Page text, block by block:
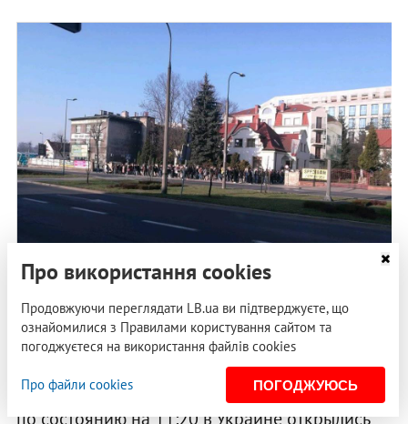
Очередь на избирательном участке в Кракове
Глава Центризбиркома
Татьяна Слипачук
на брифинге сообщила, что
по состоянию на 11:20 в Украине открылись
Про використання cookies
Продовжуючи переглядати LB.ua ви підтверджуєте, що
ознайомилися з Правилами користування сайтом та
погоджуєтеся на використання файлів cookies
Про файли cookies ПОГОДЖУЮСЬ